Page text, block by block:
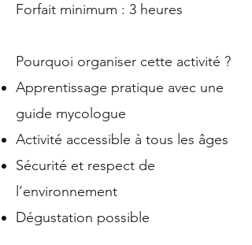
Forfait minimum : 3 heures
Pourquoi organiser cette activité ?
Apprentissage pratique avec une
guide mycologue
Activité accessible à tous les âges
Sécurité et respect de
l’environnement
Dégustation possible